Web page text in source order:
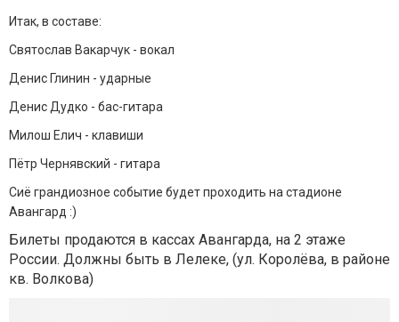
Итак, в составе:
Святослав Вакарчук - вокал
Денис Глинин - ударные
Денис Дудко - бас-гитара
Милош Елич - клавиши
Пётр Чернявский - гитара
Сиё грандиозное событие будет проходить на стадионе
Авангард :)
Билеты продаются в кассах Авангарда, на 2 этаже
России. Должны быть в Лелеке, (ул. Королёва, в районе
кв. Волкова)